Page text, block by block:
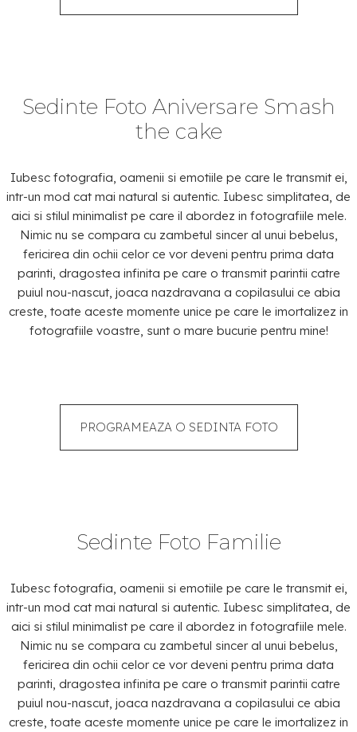
Sedinte Foto Aniversare Smash
the cake
Iubesc fotografia, oamenii si emotiile pe care le transmit ei,
intr-un mod cat mai natural si autentic. Iubesc simplitatea, de
aici si stilul minimalist pe care il abordez in fotografiile mele.
Nimic nu se compara cu zambetul sincer al unui bebelus,
fericirea din ochii celor ce vor deveni pentru prima data
parinti, dragostea infinita pe care o transmit parintii catre
puiul nou-nascut, joaca nazdravana a copilasului ce abia
creste, toate aceste momente unice pe care le imortalizez in
fotografiile voastre, sunt o mare bucurie pentru mine!
PROGRAMEAZA O SEDINTA FOTO
Sedinte Foto Familie
Iubesc fotografia, oamenii si emotiile pe care le transmit ei,
intr-un mod cat mai natural si autentic. Iubesc simplitatea, de
aici si stilul minimalist pe care il abordez in fotografiile mele.
Nimic nu se compara cu zambetul sincer al unui bebelus,
fericirea din ochii celor ce vor deveni pentru prima data
parinti, dragostea infinita pe care o transmit parintii catre
puiul nou-nascut, joaca nazdravana a copilasului ce abia
creste, toate aceste momente unice pe care le imortalizez in